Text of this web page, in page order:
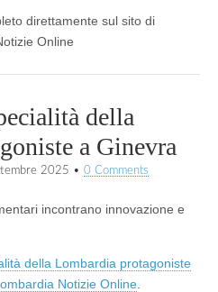
direttamente sul sito di
Online
della
a Ginevra
2025 • 0 Comments
incontrano innovazione e
della Lombardia protagoniste
Notizie Online